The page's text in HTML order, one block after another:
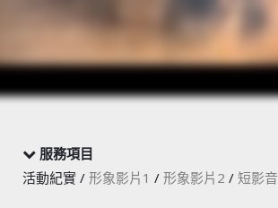
服務項目
活動紀實 / 形象影片1 / 形象影片2 / 短影音